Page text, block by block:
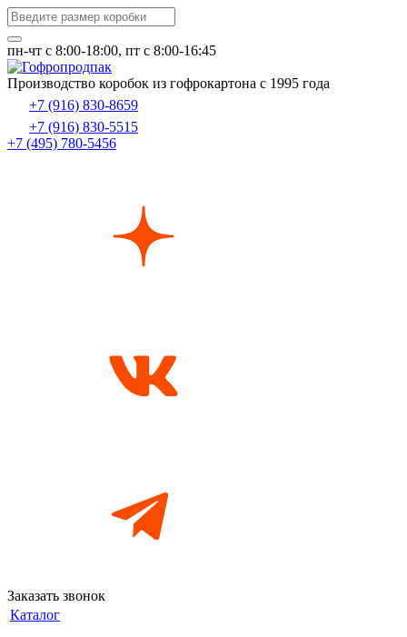
пн-чт c 8:00-18:00, пт с 8:00-16:45
Производство коробок из гофрокартона с 1995 года
+7 (916) 830-8659
+7 (916) 830-5515
+7 (495) 780-5456
Заказать звонок
Каталог